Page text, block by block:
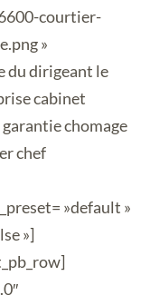
courtier-
»
du dirigeant le
cabinet
chomage
chef
»default »
»]